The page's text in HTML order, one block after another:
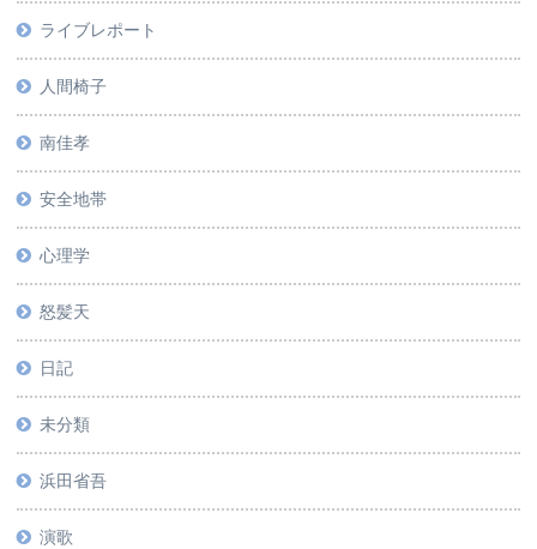
ライブレポート
人間椅子
南佳孝
安全地帯
心理学
怒髪天
日記
未分類
浜田省吾
演歌